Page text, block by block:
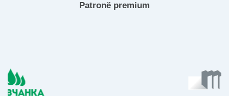
Patronë premium